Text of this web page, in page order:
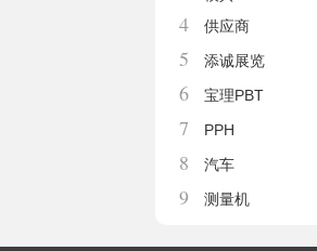
4 供应商
5 添诚展览
6 宝理PBT
7 PPH
8 汽车
9 测量机